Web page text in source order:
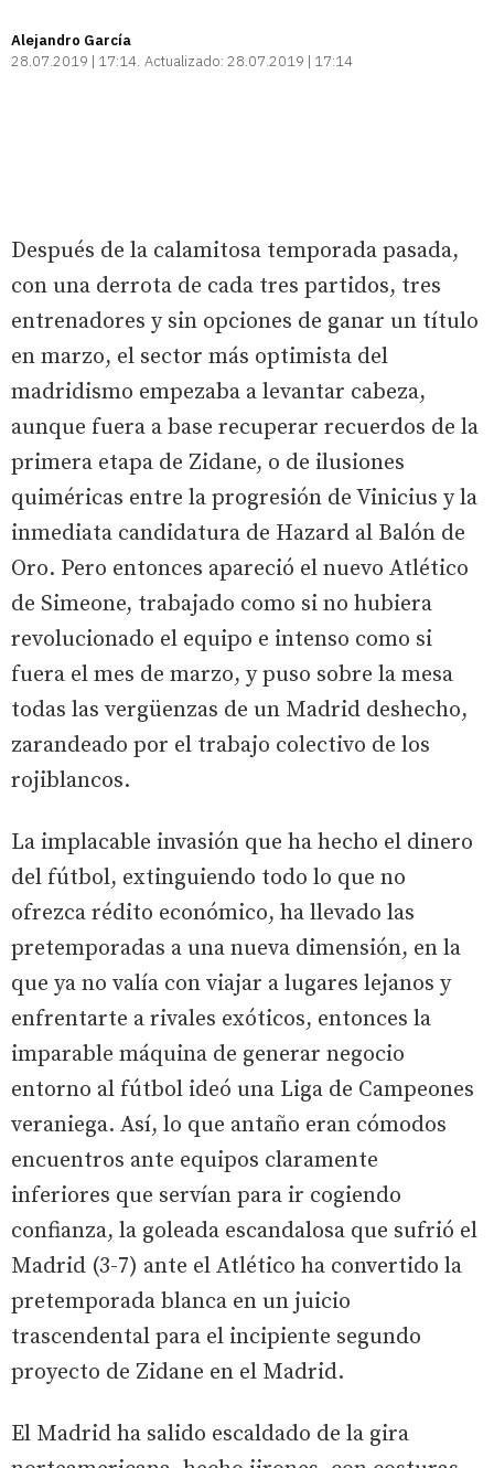
Alejandro García
28.07.2019 | 17:14 Actualizado: 28.07.2019 | 17:14
Después de la calamitosa temporada pasada,
con una derrota de cada tres partidos, tres
entrenadores y sin opciones de ganar un título
en marzo, el sector más optimista del
madridismo empezaba a levantar cabeza,
aunque fuera a base recuperar recuerdos de la
primera etapa de Zidane, o de ilusiones
quiméricas entre la progresión de Vinicius y la
inmediata candidatura de Hazard al Balón de
Oro. Pero entonces apareció el nuevo Atlético
de Simeone, trabajado como si no hubiera
revolucionado el equipo e intenso como si
fuera el mes de marzo, y puso sobre la mesa
todas las vergüenzas de un Madrid deshecho,
zarandeado por el trabajo colectivo de los
rojiblancos.
La implacable invasión que ha hecho el dinero
del fútbol, extinguiendo todo lo que no
ofrezca rédito económico, ha llevado las
pretemporadas a una nueva dimensión, en la
que ya no valía con viajar a lugares lejanos y
enfrentarte a rivales exóticos, entonces la
imparable máquina de generar negocio
entorno al fútbol ideó una Liga de Campeones
veraniega. Así, lo que antaño eran cómodos
encuentros ante equipos claramente
inferiores que servían para ir cogiendo
confianza, la goleada escandalosa que sufrió el
Madrid (3-7) ante el Atlético ha convertido la
pretemporada blanca en un juicio
trascendental para el incipiente segundo
proyecto de Zidane en el Madrid.
El Madrid ha salido escaldado de la gira